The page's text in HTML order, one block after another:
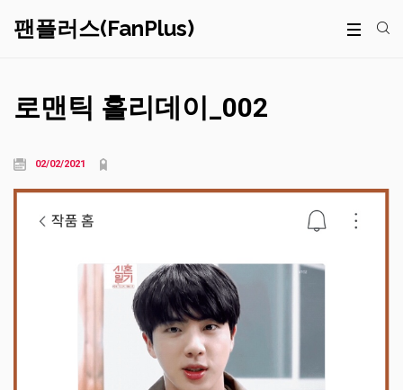
팬플러스(FanPlus)
로맨틱 홀리데이_002
02/02/2021